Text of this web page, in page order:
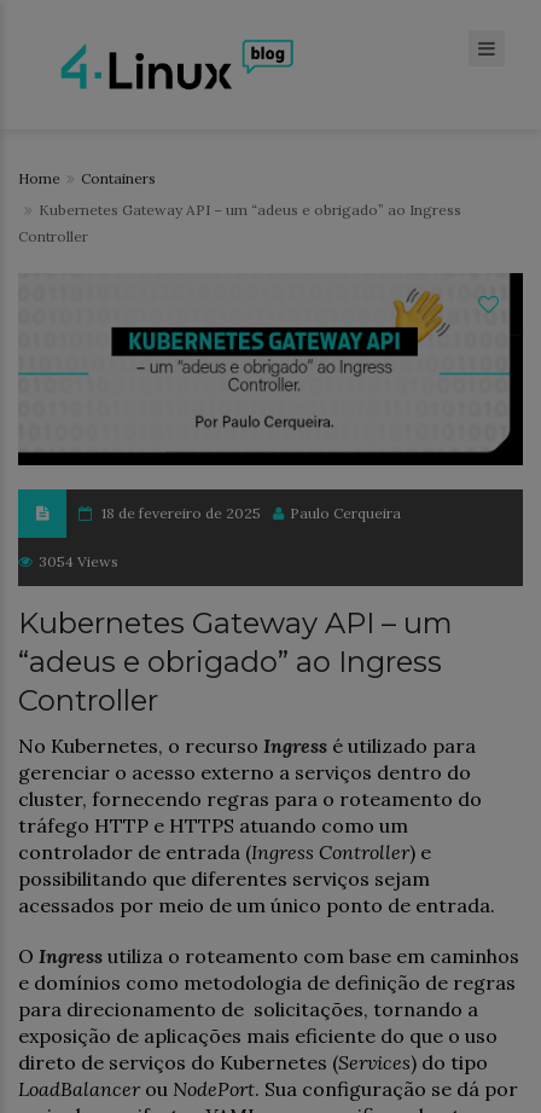
Home
Containers
Kubernetes Gateway API – um “adeus e obrigado” ao Ingress
Controller
18 de fevereiro de 2025 Paulo Cerqueira
3054 Views
Kubernetes Gateway API – um
“adeus e obrigado” ao Ingress
Controller
No Kubernetes, o recurso Ingress é utilizado para
gerenciar o acesso externo a serviços dentro do
cluster, fornecendo regras para o roteamento do
tráfego HTTP e HTTPS atuando como um
controlador de entrada (Ingress Controller) e
possibilitando que diferentes serviços sejam
acessados por meio de um único ponto de entrada.
O Ingress utiliza o roteamento com base em caminhos
e domínios como metodologia de definição de regras
para direcionamento de solicitações, tornando a
exposição de aplicações mais eficiente do que o uso
direto de serviços do Kubernetes (Services) do tipo
LoadBalancer ou NodePort. Sua configuração se dá por